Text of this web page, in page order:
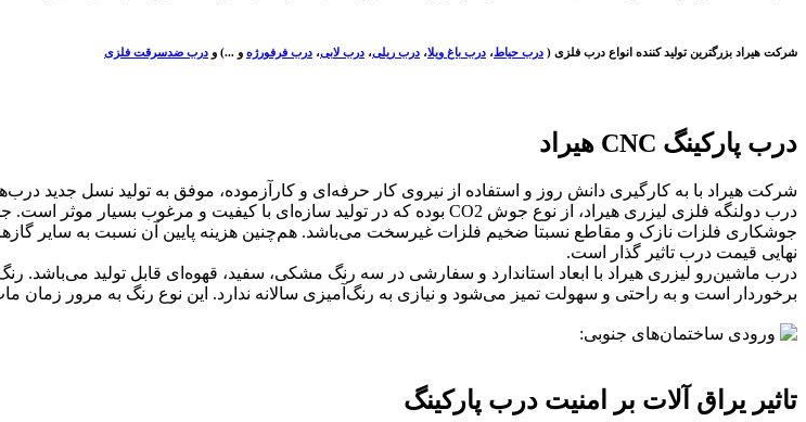
شرکت هیراد بزرگترین تولید کننده انواع درب فلزی ( درب حیاط، درب باغ ویلا، درب ریلی، درب لابی، درب فرفورژه و ...) و درب ضدسرقت فلزی
درب پارکینگ CNC هیراد
جوشکاری فلزات نازک و مقاطع نسبتا ضخیم فلزات غیرسخت می‌باشد. هم‌چنین هزینه پایین آن نسبت به سایر
نهایی قیمت درب تاثیر گذار است.
درب ماشین‌رو لیزری هیراد با ابعاد استاندارد و سفارشی در سه رنگ مشکی، سفید، قهوه‌ای قابل تولید می‌باشد.
برخوردار است و به راحتی و سهولت تمیز می‌شود و نیازی به رنگ‌آمیزی سالانه ندارد. این نوع رنگ به مرور زمان
تاثیر یراق آلات بر امنیت درب پارکینگ